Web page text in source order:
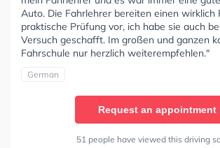
Auto. Die Fahrlehrer bereiten einen wirklich
praktische Prüfung vor, ich habe sie auch
Versuch geschafft. Im großen und ganzen
Fahrschule nur herzlich weiterempfehlen."
German
Request an appointment
51 people have viewed this driving